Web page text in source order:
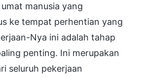
manusia yang
ke tempat perhentian yang
Nya ini adalah tahap
penting. Ini merupakan
seluruh pekerjaan